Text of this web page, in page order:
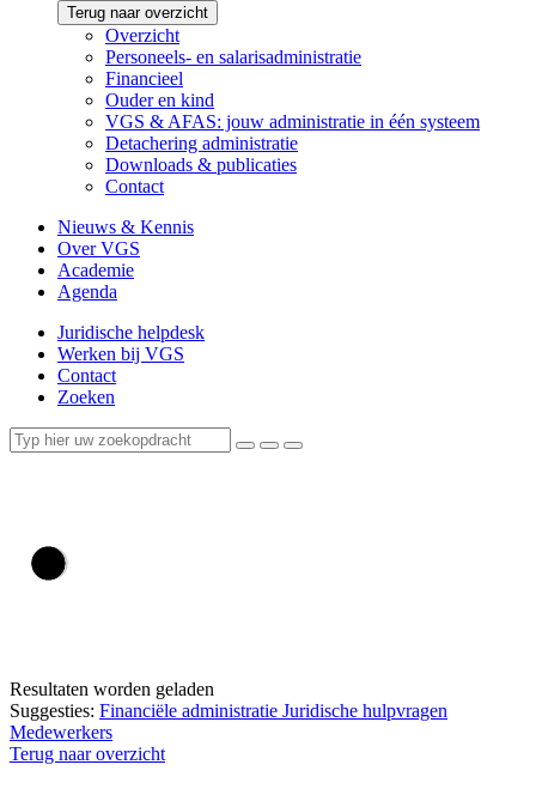
Terug naar overzicht
Overzicht
Personeels- en salarisadministratie
Financieel
Ouder en kind
VGS & AFAS: jouw administratie in één systeem
Detachering administratie
Downloads & publicaties
Contact
Nieuws & Kennis
Over VGS
Academie
Agenda
Juridische helpdesk
Werken bij VGS
Contact
Zoeken
Resultaten worden geladen
Suggesties: Financiële administratie Juridische hulpvragen
Medewerkers
Terug naar overzicht